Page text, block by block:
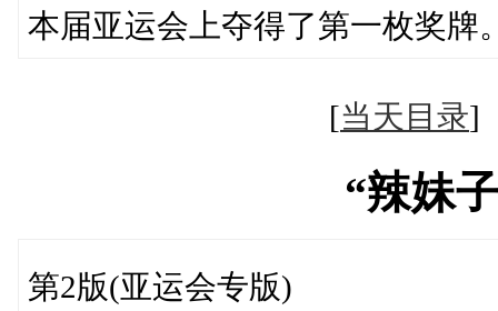
本届亚运会上夺得了第一枚奖牌
[当天目录
“辣妹
第2版(亚运会专版)